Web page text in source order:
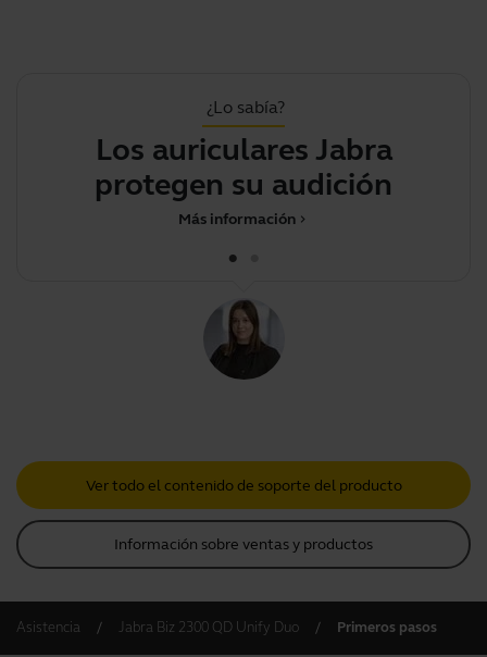
¿Lo sabía?
Los auriculares Jabra
protegen su audición
chevron_right
Más información
Ver todo el contenido de soporte del producto
Información sobre ventas y productos
Asistencia Jabra Biz 2300 QD Unify Duo Primeros pasos